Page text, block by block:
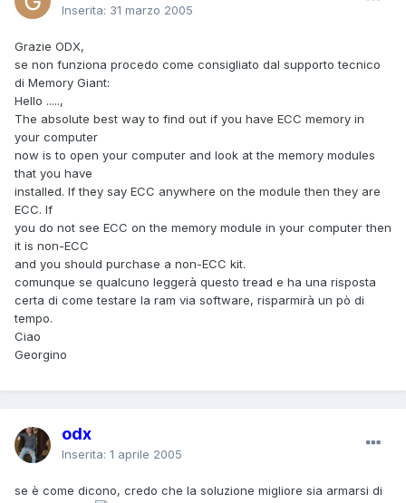
Inserita: 31 marzo 2005
Grazie ODX,
se non funziona procedo come consigliato dal supporto tecnico
di Memory Giant:
Hello .....,
The absolute best way to find out if you have ECC memory in
your computer
now is to open your computer and look at the memory modules
that you have
installed. If they say ECC anywhere on the module then they are
ECC. If
you do not see ECC on the memory module in your computer then
it is non-ECC
and you should purchase a non-ECC kit.
comunque se qualcuno leggerà questo tread e ha una risposta
certa di come testare la ram via software, risparmirà un pò di
tempo.
Ciao
Georgino
odx
Inserita: 1 aprile 2005
se è come dicono, credo che la soluzione migliore sia armarsi di